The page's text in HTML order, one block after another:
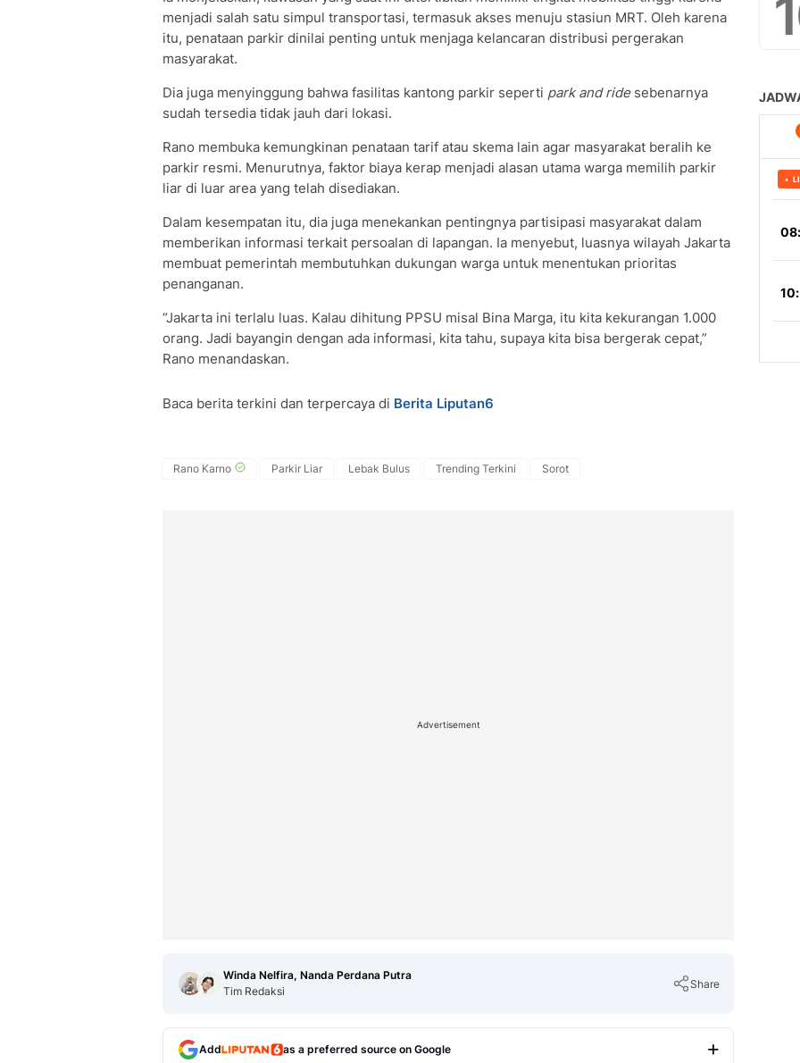
menjadi salah satu simpul transportasi, termasuk akses menuju stasiun MRT. Oleh karena
itu, penataan parkir dinilai penting untuk menjaga kelancaran distribusi pergerakan
masyarakat.
Dia juga menyinggung bahwa fasilitas kantong parkir seperti park and ridesebenarnya
sudah tersedia tidak jauh dari lokasi.
Rano membuka kemungkinan penataan tarif atau skema lain agar masyarakat beralih ke
parkir resmi. Menurutnya, faktor biaya kerap menjadi alasan utama warga memilih parkir
liar di luar area yang telah disediakan.
Dalam kesempatan itu, dia juga menekankan pentingnya partisipasi masyarakat dalam
memberikan informasi terkait persoalan di lapangan. Ia menyebut, luasnya wilayah Jakarta
membuat pemerintah membutuhkan dukungan warga untuk menentukan prioritas
penanganan.
“Jakarta ini terlalu luas. Kalau dihitung PPSU misal Bina Marga, itu kita kekurangan 1.000
orang. Jadi bayangin dengan ada informasi, kita tahu, supaya kita bisa bergerak cepat,”
Rano menandaskan.
Baca berita terkini dan terpercaya di Berita Liputan6
Rano Karno Parkir Liar Lebak Bulus Trending Terkini Sorot
Advertisement
Winda Nelfira, Nanda Perdana Putra
Tim Redaksi
Share
Add as a preferred source on Google